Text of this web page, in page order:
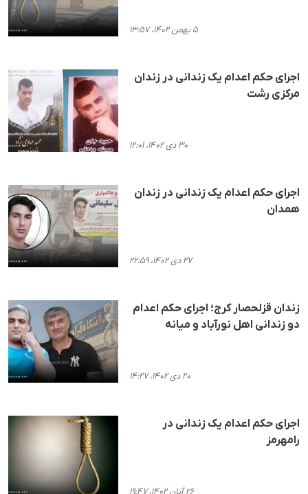
۵ بهمن ۱۴۰۲، ۱۳:۵۷
اجرای حکم اعدام یک زندانی در زندان
مرکزی رشت
۳۰ دی ۱۴۰۲، ۱۲:۰۱
اجرای حکم اعدام یک زندانی در زندان
همدان
۲۷ دی ۱۴۰۲، ۲۲:۵۹
زندان قزلحصار کرج؛ اجرای حکم اعدام
دو زندانی اهل نورآباد و میانه
۲۰ دی ۱۴۰۲، ۱۴:۲۷
اجرای حکم اعدام یک زندانی در
رامهرمز